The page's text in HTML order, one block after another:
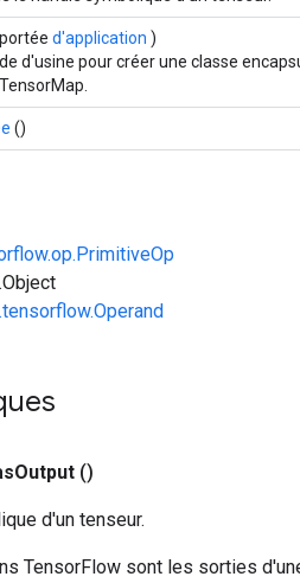
d'application )
d'usine pour créer une classe
()
Output ()
d'un tenseur.
TensorFlow sont les sorties